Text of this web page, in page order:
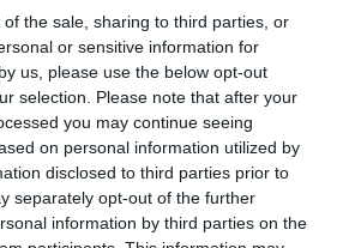
the sale, sharing to third parties, or
or sensitive information for
us, please use the below opt-out
selection. Please note that after your
you may continue seeing
on personal information utilized by
disclosed to third parties prior to
separately opt-out of the further
information by third parties on the